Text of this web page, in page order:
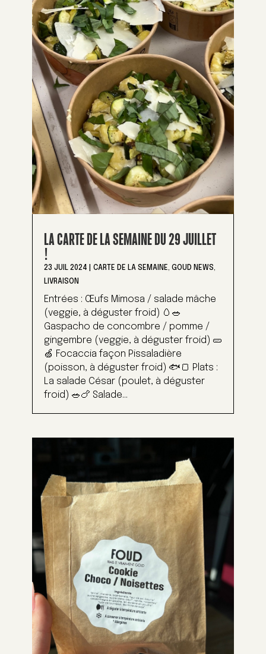
LA CARTE DE LA SEMAINE DU 29 JUILLET
!
23 JUIL 2024 CARTE DE LA SEMAINE, GOUD NEWS,
LIVRAISON
Entrées : Œufs Mimosa / salade mâche
(veggie, à déguster froid) 🥚🥗
Gaspacho de concombre / pomme /
gingembre (veggie, à déguster froid) 🥒
🍏 Focaccia façon Pissaladière
(poisson, à déguster froid) 🐟🍞 Plats :
La salade César (poulet, à déguster
froid) 🥗🍗 Salade...